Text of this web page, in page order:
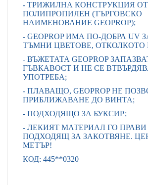
- ТРИЖИЛНА КОНСТРУКЦИЯ ОТ
ПОЛИПРОПИЛЕН (ТЪРГОВСКО
НАИМЕНОВАНИЕ GEOPROP);
- GEOPROP ИМА ПО-ДОБРА UV
ТЪМНИ ЦВЕТОВЕ, ОТКОЛКОТО
- ВЪЖЕТАТА GEOPROP
ГЪВКАВОСТ И НЕ СЕ
УПОТРЕБА;
- ПЛАВАЩО, GEOPROP НЕ
ПРИБЛИЖАВАНЕ ДО ВИНТА;
- ПОДХОДЯЩО ЗА БУКСИР;
- ЛЕКИЯТ МАТЕРИАЛ ГО
ПОДХОДЯЩ ЗА ЗАКОТВЯНЕ.
МЕТЪР!
КОД: 445**0320